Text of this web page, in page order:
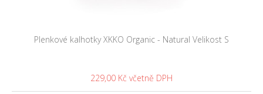
Plenkové kalhotky XKKO Organic - Natural Velikost S
229,00 Kč